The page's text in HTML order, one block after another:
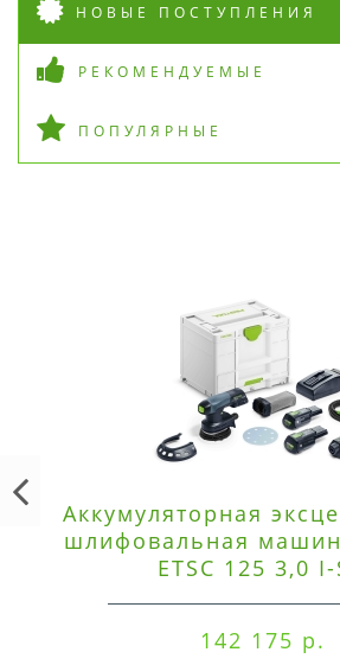
НОВЫЕ ПОСТУПЛЕНИЯ
РЕКОМЕНДУЕМЫЕ
ПОПУЛЯРНЫЕ
Аккумуляторная
шлифовальная
ETSC 125 3,0
142 175 р.